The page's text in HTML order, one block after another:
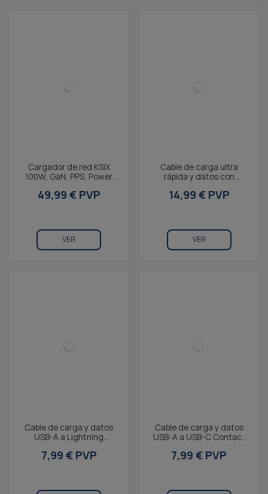
Cargador de red KSIX
100W, GaN, PPS, Power
sostenibles, 2 x USB-C...
49,99 € PVP
VER
Cable de carga ultra
rápida y datos con
C/USB-C, Power
14,99 € PVP
VER
Cable de carga y datos
USB-A a Lightning
rápida, 1 m, Negro
7,99 € PVP
Cable de carga y datos
USB-A a USB-C Contact
20 W, Carga rápida, 1 m,
negro
7,99 € PVP